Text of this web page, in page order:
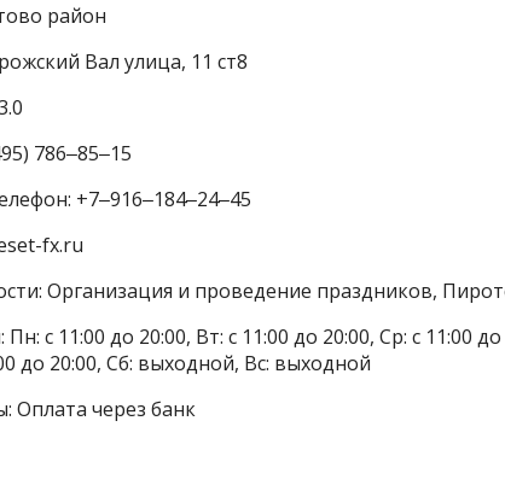
район
Вал улица, 11 ст8
786‒85‒15
+7‒916‒184‒24‒45
fx.ru
Организация и проведение праздников,
с 11:00 до 20:00, Вт: с 11:00 до 20:00, Ср: с 11:00
до 20:00, Сб: выходной, Вс: выходной
Оплата через банк